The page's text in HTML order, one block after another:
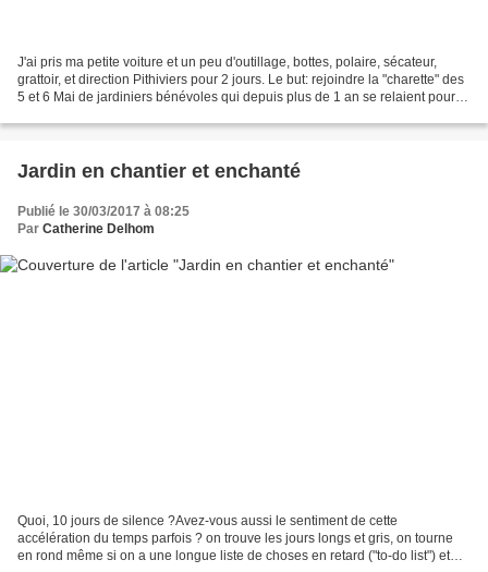
J'ai pris ma petite voiture et un peu d'outillage, bottes, polaire, sécateur,
grattoir, et direction Pithiviers pour 2 jours. Le but: rejoindre la "charette" des
5 et 6 Mai de jardiniers bénévoles qui depuis plus de 1 an se relaient pour
Jardin en chantier et enchanté
Publié le 30/03/2017 à 08:25
Par Catherine Delhom
Quoi, 10 jours de silence ?Avez-vous aussi le sentiment de cette
accélération du temps parfois ? on trouve les jours longs et gris, on tourne
en rond même si on a une longue liste de choses en retard ("to-do list") et